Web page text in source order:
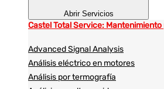
Abrir Servicios
Castel Total Service:
Advanced Signal Analysis
Análisis eléctrico en motores
Análisis por termografía